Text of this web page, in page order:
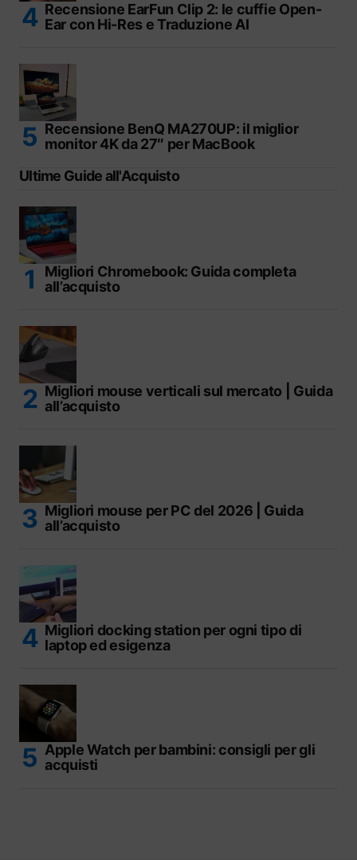
Recensione EarFun Clip 2: le cuffie Open-
Ear con Hi-Res e Traduzione AI
Recensione BenQ MA270UP: il miglior
monitor 4K da 27″ per MacBook
Ultime Guide all'Acquisto
Migliori Chromebook: Guida completa
all’acquisto
Migliori mouse verticali sul mercato | Guida
all’acquisto
Migliori mouse per PC del 2026 | Guida
all’acquisto
Migliori docking station per ogni tipo di
laptop ed esigenza
Apple Watch per bambini: consigli per gli
acquisti